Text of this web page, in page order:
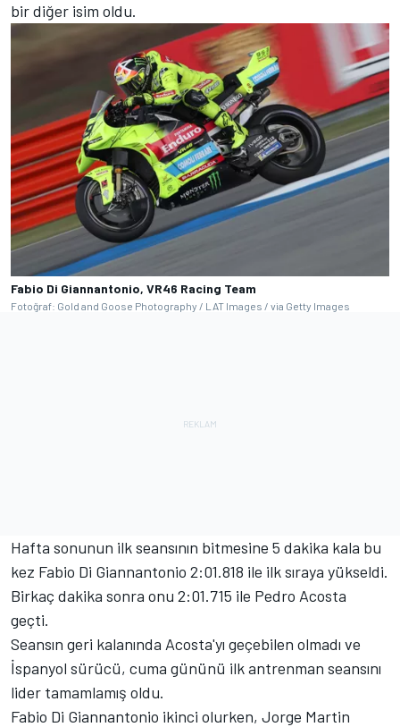
bir diğer isim oldu.
Fabio Di Giannantonio, VR46 Racing Team
Fotoğraf: Gold and Goose Photography / LAT Images / via Getty Images
Hafta sonunun ilk seansının bitmesine 5 dakika kala bu
kez Fabio Di Giannantonio 2:01.818 ile ilk sıraya yükseldi.
Birkaç dakika sonra onu 2:01.715 ile Pedro Acosta
geçti.
Seansın geri kalanında Acosta'yı geçebilen olmadı ve
İspanyol sürücü, cuma gününü ilk antrenman seansını
lider tamamlamış oldu.
Fabio Di Giannantonio ikinci olurken, Jorge Martin